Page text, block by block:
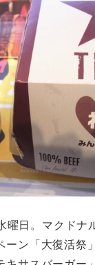
曜日。マクドナ
ーン「大復活祭